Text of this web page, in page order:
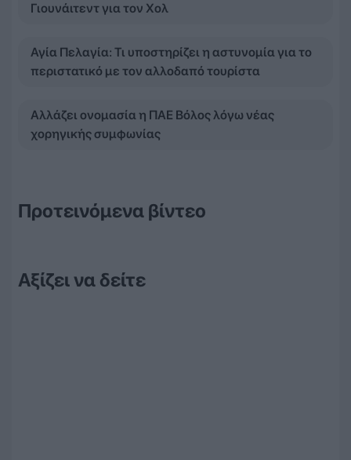
Γιουνάιτεντ για τον Χολ
Αγία Πελαγία: Τι υποστηρίζει η αστυνομία για το
περιστατικό με τον αλλοδαπό τουρίστα
Αλλάζει ονομασία η ΠΑΕ Βόλος λόγω νέας
χορηγικής συμφωνίας
Προτεινόμενα βίντεο
Αξίζει να δείτε